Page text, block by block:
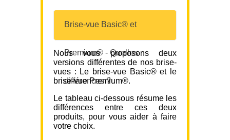
Brise-vue Basic® et
Premium® - Quelles
différences ?
Nous vous proposons deux
versions différentes de nos brise-
vues : Le brise-vue Basic® et le
brise-vue Premium®.
Le tableau ci-dessous résume les
différences entre ces deux
produits, pour vous aider à faire
votre choix.